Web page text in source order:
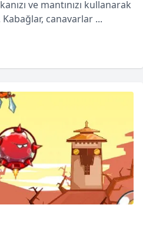
ve mantınızı kullanarak
canavarlar ...